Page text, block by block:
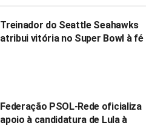
Treinador do Seattle Seahawks
atribui vitória no Super Bowl à fé
Federação PSOL-Rede oficializa
apoio à candidatura de Lula à